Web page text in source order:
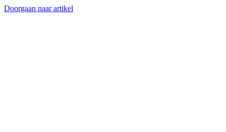
Doorgaan naar artikel